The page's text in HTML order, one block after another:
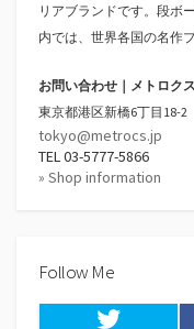
リアブランドです。段ボ
内では、世界各国の名作
お問い合わせ｜メトロク
東京都港区新橋6丁目18-2
tokyo@metrocs.jp
TEL 03-5777-5866
» Shop information
Follow Me
Twitter